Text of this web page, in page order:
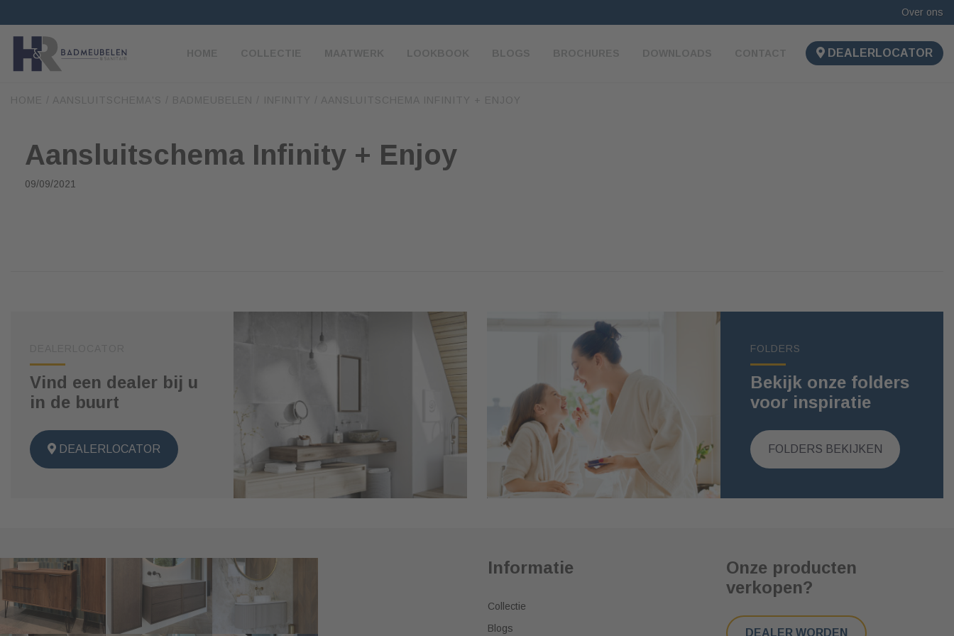
Over ons
HOME COLLECTIE MAATWERK LOOKBOOK BLOGS BROCHURES DOWNLOADS CONTACT DEALERLOCATOR
HOME AANSLUITSCHEMA'S BADMEUBELEN INFINITY AANSLUITSCHEMA INFINITY + ENJOY
Aansluitschema Infinity + Enjoy
09/09/2021
Vind een dealer bij u
in de buurt
DEALERLOCATOR
FOLDERS
Bekijk onze folders
voor inspiratie
FOLDERS BEKIJKEN
Informatie
Collectie
Blogs
Onze producten
verkopen?
DEALER WORDEN